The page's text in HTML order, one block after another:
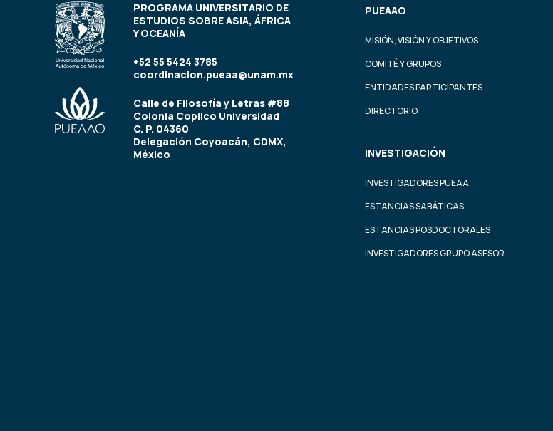
PROGRAMA UNIVERSITARIO DE
ESTUDIOS SOBRE ASIA, ÁFRICA
Y OCEANÍA
+52 55 5424 3785
coordinacion.pueaa@unam.mx
Calle de Filosofía y Letras #88
Colonia Copilco Universidad
C. P. 04360
Delegación Coyoacán, CDMX,
México
PUEAAO
MISIÓN, VISIÓN Y OBJETIVOS
COMITÉ Y GRUPOS
ENTIDADES PARTICIPANTES
DIRECTORIO
INVESTIGACIÓN
INVESTIGADORES PUEAA
ESTANCIAS SABÁTICAS
ESTANCIAS POSDOCTORALES
INVESTIGADORES GRUPO ASESOR